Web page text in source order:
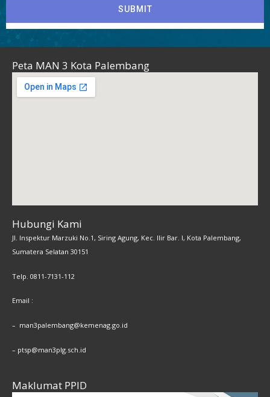
SUBMIT
Peta MAN 3 Kota Palembang
Hubungi Kami
Jl. Inspektur Marzuki No.1, Siring Agung, Kec. Ilir Bar. I, Kota Palembang,
Sumatera Selatan 30151
Telp. 0811-7131-112
Email :
– man3palembang@kemenag.go.id
– ptsp@man3plg.sch.id
Maklumat PPID